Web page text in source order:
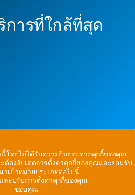
ารที่ใกล้ที่สุด
นี้โดยไม่ได้รับความยินยอมจากคุกกี้ของคุณ
ต้องอัปเดตการตั้งค่าคุกกี้ของคุณและยอมรับ
เป้าหมายประเภทต่อไปนี้
ละปรับการตั้งค่าคุกกี้ของคุณ
ขอบคุณ